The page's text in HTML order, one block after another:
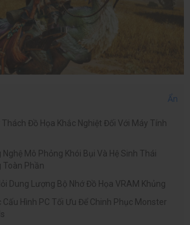
Ẩn
Đồ Họa Khắc Nghiệt Đối Với Máy Tính
Nghệ Mô Phỏng Khói Bụi Và Hệ Sinh Thái
Toàn Phần
Dung Lượng Bộ Nhớ Đồ Họa VRAM Khủng
Cấu Hình PC Tối Ưu Để Chinh Phục Monster